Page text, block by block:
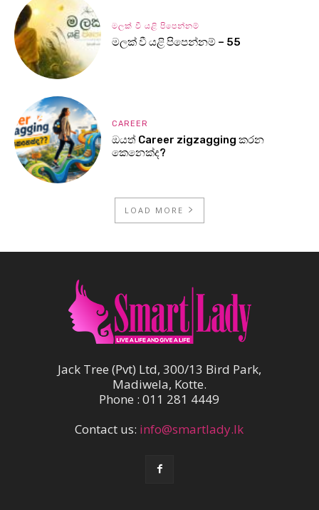
මලක් වී යළි පිපෙන්නම්
මලක් වී යළි පිපෙන්නම් – 55
CAREER
ඔයත් Career zigzagging කරන
කෙනෙක්ද?
LOAD MORE
Jack Tree (Pvt) Ltd, 300/13 Bird Park,
Madiwela, Kotte.
Phone : 011 281 4449
Contact us: info@smartlady.lk